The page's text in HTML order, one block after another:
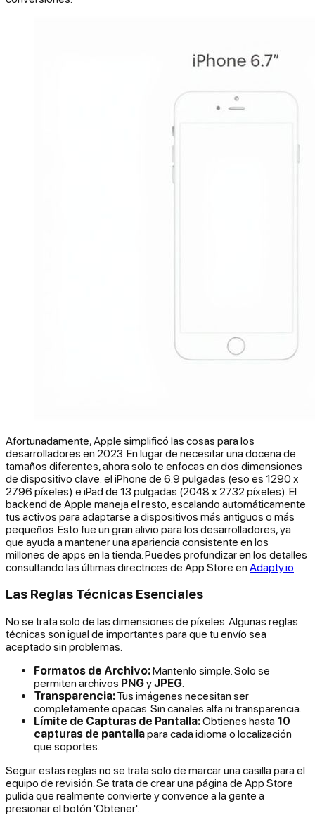
Afortunadamente, Apple simplificó las cosas para los
desarrolladores en 2023. En lugar de necesitar una docena de
tamaños diferentes, ahora solo te enfocas en dos dimensiones
de dispositivo clave: el iPhone de 6.9 pulgadas (eso es 1290 x
2796 píxeles) e iPad de 13 pulgadas (2048 x 2732 píxeles). El
backend de Apple maneja el resto, escalando automáticamente
tus activos para adaptarse a dispositivos más antiguos o más
pequeños. Esto fue un gran alivio para los desarrolladores, ya
que ayuda a mantener una apariencia consistente en los
millones de apps en la tienda. Puedes profundizar en los detalles
consultando las últimas directrices de App Store en Adapty.io
Las Reglas Técnicas Esenciales
No se trata solo de las dimensiones de píxeles. Algunas reglas
técnicas son igual de importantes para que tu envío sea
aceptado sin problemas.
Formatos de Archivo:Mantenlo simple. Solo se
permiten archivos PNGyJPEG
Transparencia:Tus imágenes necesitan ser
completamente opacas. Sin canales alfa ni transparencia.
Límite de Capturas de Pantalla:Obtienes hasta 10
capturas de pantallapara cada idioma o localización
que soportes.
Seguir estas reglas no se trata solo de marcar una casilla para el
equipo de revisión. Se trata de crear una página de App Store
pulida que realmente convierte y convence a la gente a
presionar el botón 'Obtener'.